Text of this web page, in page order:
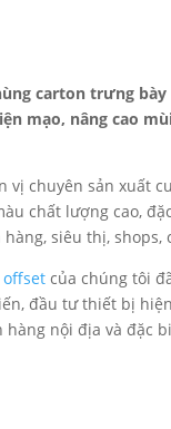
carton trưng
mạo, nâng cao
vị chuyên sản xuất
chất lượng cao,
siêu thị, shops,
của chúng tôi
đầu tư thiết bị
hàng nội địa và đặc